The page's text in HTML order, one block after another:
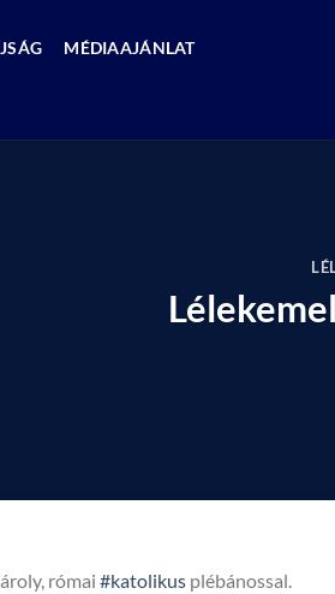
MÉDIAAJÁNLAT
római #katolikus plébánossal.